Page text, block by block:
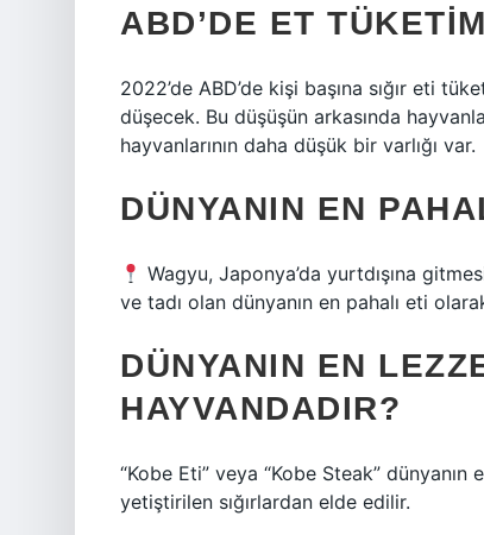
ABD’DE ET
2022’de ABD’de kişi başına sığır eti
düşecek. Bu düşüşün arkasında
hayvanlarının daha düşük bir varlığı var.
DÜNYANIN EN
Wagyu, Japonya’da yurtdışına
ve tadı olan dünyanın en pahalı eti
DÜNYANIN EN
HAYVANDADIR?
“Kobe Eti” veya “Kobe Steak”
yetiştirilen sığırlardan elde edilir.